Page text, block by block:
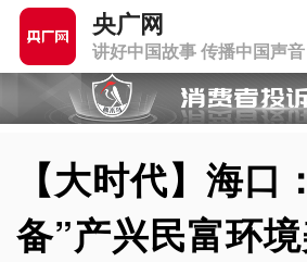
央广网
讲好中国故事 传播中国声音
【大时代】海口
备”产兴民富环